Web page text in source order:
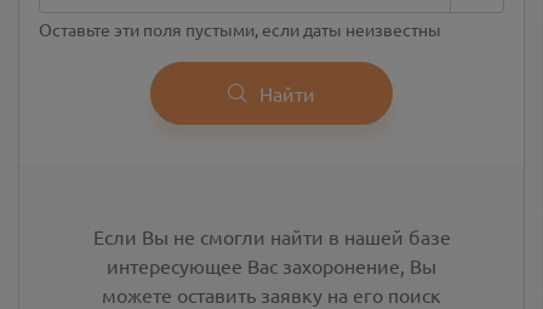
Оставьте эти поля пустыми, если даты неизвестны
Найти
Если Вы не смогли найти в нашей базе
интересующее Вас захоронение, Вы
можете оставить заявку на его поиск